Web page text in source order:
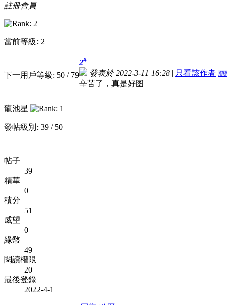
註冊會員
當前等級: 2
下一用戶等級: 50 / 79
龍池星
發帖級別: 39 / 50
帖子
39
精華
0
積分
51
威望
0
緣幣
49
閱讀權限
20
最後登錄
2022-4-1
2#
發表於 2022-3-11 16:28 | 只看該作者 簡
辛苦了，真是好图